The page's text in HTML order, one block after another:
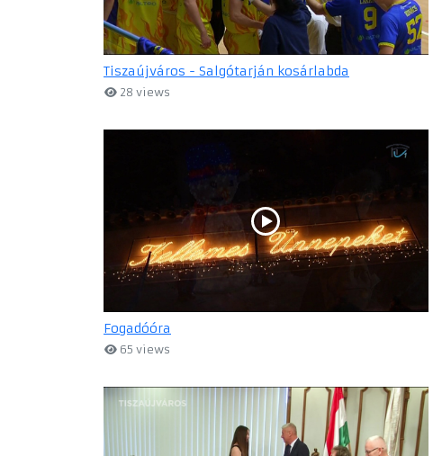
Tiszaújváros - Salgótarján kosárlabda
28 views
Fogadóóra
65 views